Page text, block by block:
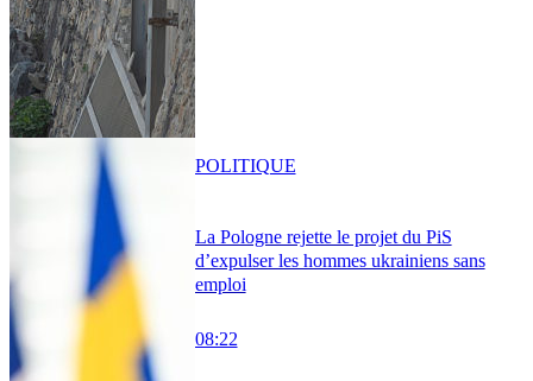
La Pologne rejette le projet du PiS
d’expulser les hommes ukrainiens sans
emploi
08:22
POLITIQUE